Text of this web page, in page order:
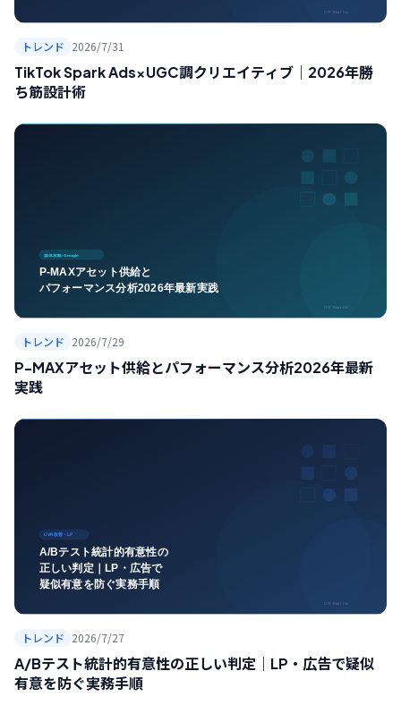
トレンド 2026/7/31
TikTok Spark Ads×UGC調クリエイティブ｜2026年勝
ち筋設計術
トレンド 2026/7/29
P-MAXアセット供給とパフォーマンス分析2026年最新
実践
トレンド 2026/7/27
A/Bテスト統計的有意性の正しい判定｜LP・広告で疑似
有意を防ぐ実務手順